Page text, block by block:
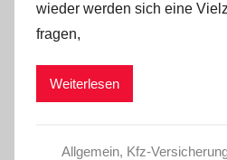
d
wieder werden sich eine
fragen,
Weiterlesen
Allgemein, Kfz-